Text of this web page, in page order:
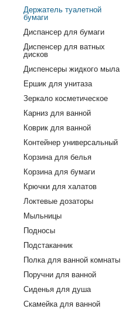
Держатель туалетной
бумаги
Диспансер для бумаги
Диспенсер для ватных
дисков
Диспенсеры жидкого мыла
Ершик для унитаза
Зеркало косметическое
Карниз для ванной
Коврик для ванной
Контейнер универсальный
Корзина для белья
Корзина для бумаги
Крючки для халатов
Локтевые дозаторы
Мыльницы
Подносы
Подстаканник
Полка для ванной комнаты
Поручни для ванной
Сиденья для душа
Скамейка для ванной